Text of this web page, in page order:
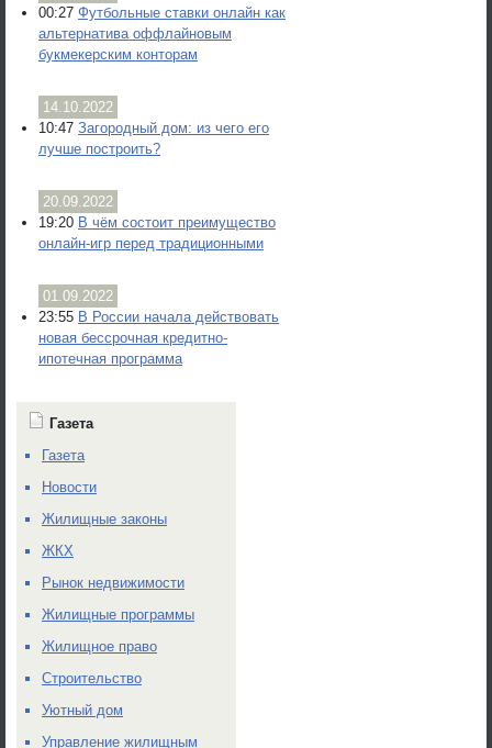
00:27 Футбольные ставки онлайн как
альтернатива оффлайновым
букмекерским конторам
14.10.2022
10:47 Загородный дом: из чего его
лучше построить?
20.09.2022
19:20 В чём состоит преимущество
онлайн-игр перед традиционными
01.09.2022
23:55 В России начала действовать
новая бессрочная кредитно-
ипотечная программа
Газета
Газета
Новости
Жилищные законы
ЖКХ
Рынок недвижимости
Жилищные программы
Жилищное право
Строительство
Уютный дом
Управление жилищным